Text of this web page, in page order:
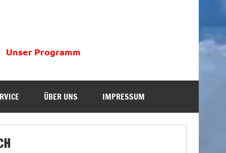
Unser Programm
ÜBER UNS IMPRESSUM